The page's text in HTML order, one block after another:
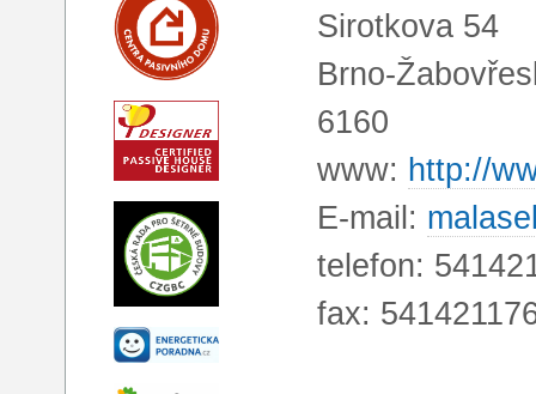
Sirotkova 54
Brno-
6160
www: http://
E-mail:
telefon:
fax: